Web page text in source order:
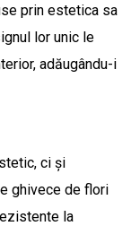
prin estetica sa
lor unic le
adăugându-i
ci și
ghivece de flori
la